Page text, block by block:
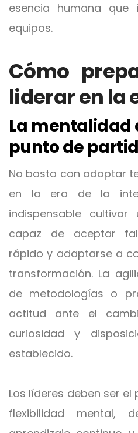
esencia humana
equipos.
Cómo
liderar en la
La mentalidad
punto de
No basta con adoptar
en la era de la
indispensable
capaz de aceptar
rápido y adaptarse a
transformación. La
de metodologías o
actitud ante el
curiosidad y
establecido.
Los líderes deben ser
flexibilidad mental,